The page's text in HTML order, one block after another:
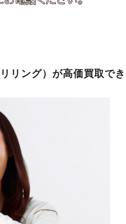
リング）が高価買取で